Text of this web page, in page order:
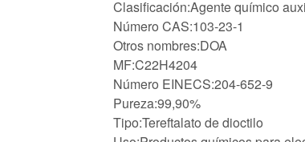
Clasificación:Agente químico
Número CAS:103-23-1
Otros nombres:DOA
MF:C22H4204
Número EINECS:204-652-9
Pureza:99,90%
Tipo:Tereftalato de dioctilo